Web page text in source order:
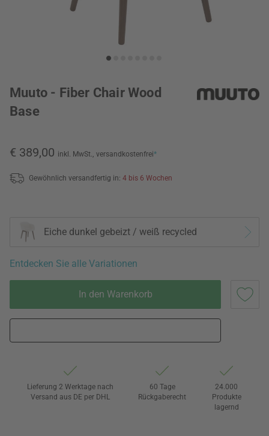
Muuto - Fiber Chair Wood
Base
€ 389,00 inkl. MwSt., versandkostenfrei*
Gewöhnlich versandfertig in: 4 bis 6 Wochen
Eiche dunkel gebeizt / weiß recycled
Entdecken Sie alle Variationen
In den Warenkorb
Lieferung 2 Werktage nach
Versand aus DE per DHL
60 Tage
Rückgaberecht
24.000
Produkte
lagernd